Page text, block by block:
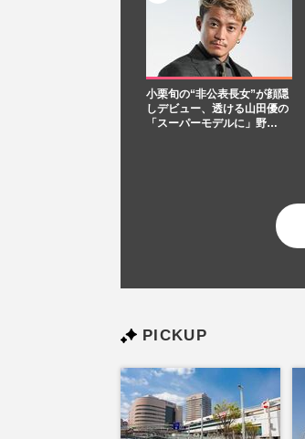
小栗旬の“非公表長女”が顔隠
しデビュー、透ける山田優の
「スーパーモデルに」野…
PICKUP